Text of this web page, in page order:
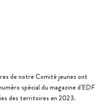
de notre Comité jeunes ont
spécial du magazine d'EDF
des territoires en 2023.